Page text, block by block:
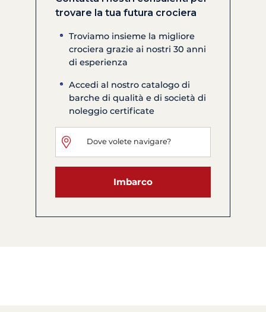
trovare la tua futura crociera
Troviamo insieme la migliore
crociera grazie ai nostri 30 anni
di esperienza
Accedi al nostro catalogo di
barche di qualità e di società di
noleggio certificate
Imbarco